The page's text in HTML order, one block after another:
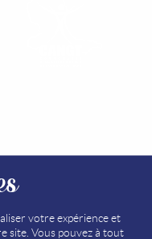
votre expérience et
site. Vous pouvez à tout